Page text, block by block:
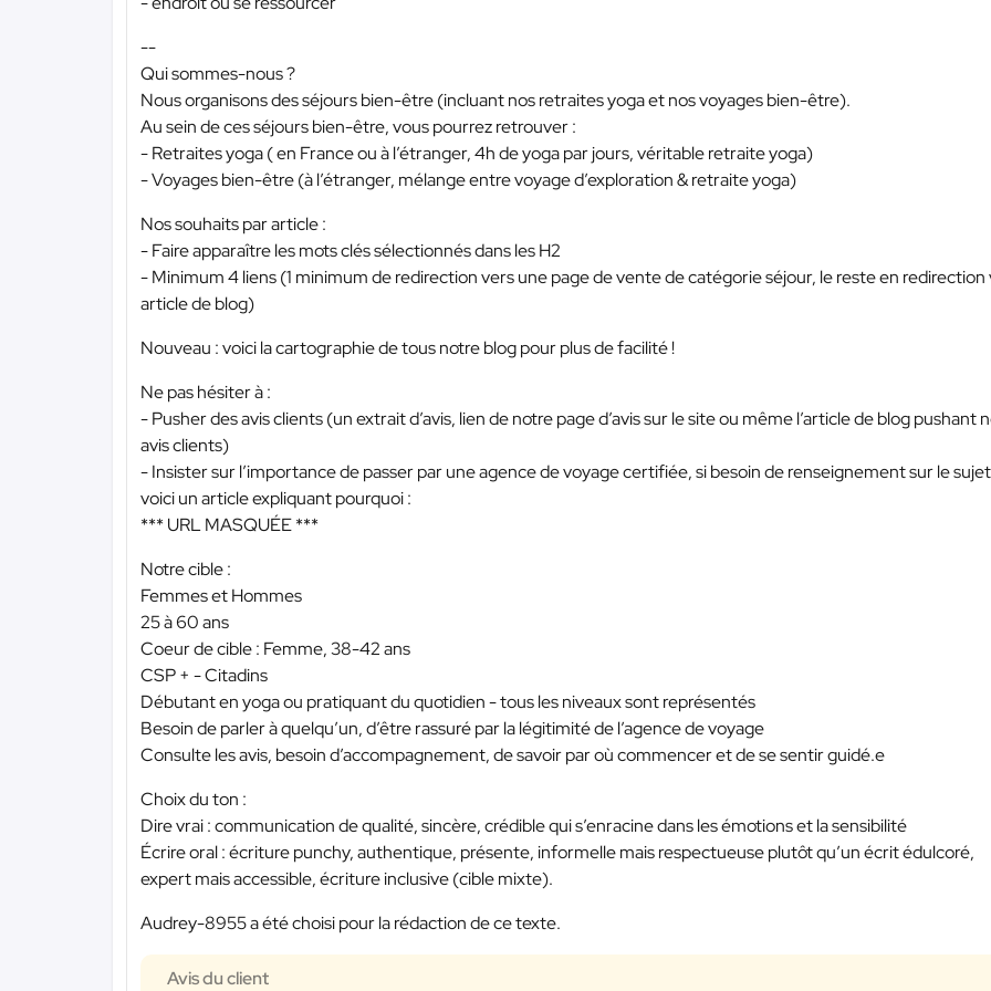
--
Qui sommes-nous ?
Nous organisons des séjours bien-être (incluant nos retraites yoga et nos voyages bien-être).
Au sein de ces séjours bien-être, vous pourrez retrouver :
- Retraites yoga ( en France ou à l’étranger, 4h de yoga par jours, véritable retraite yoga)
- Voyages bien-être (à l’étranger, mélange entre voyage d’exploration & retraite yoga)
Nos souhaits par article :
- Faire apparaître les mots clés sélectionnés dans les H2
- Minimum 4 liens (1 minimum de redirection vers une page de vente de catégorie séjour, le reste en redirection
article de blog)
Nouveau : voici la cartographie de tous notre blog pour plus de facilité !
Ne pas hésiter à :
- Pusher des avis clients (un extrait d’avis, lien de notre page d’avis sur le site ou même l’article de blog pushant
avis clients)
- Insister sur l’importance de passer par une agence de voyage certifiée, si besoin de renseignement sur le
voici un article expliquant pourquoi :
*** URL MASQUÉE ***
Notre cible :
Femmes et Hommes
25 à 60 ans
Coeur de cible : Femme, 38-42 ans
CSP + - Citadins
Débutant en yoga ou pratiquant du quotidien - tous les niveaux sont représentés
Besoin de parler à quelqu’un, d’être rassuré par la légitimité de l’agence de voyage
Consulte les avis, besoin d’accompagnement, de savoir par où commencer et de se sentir guidé.e
Choix du ton :
Dire vrai : communication de qualité, sincère, crédible qui s’enracine dans les émotions et la sensibilité
Écrire oral : écriture punchy, authentique, présente, informelle mais respectueuse plutôt qu’un écrit édulcoré,
expert mais accessible, écriture inclusive (cible mixte).
Audrey-8955 a été choisi pour la rédaction de ce texte.
Avis du client